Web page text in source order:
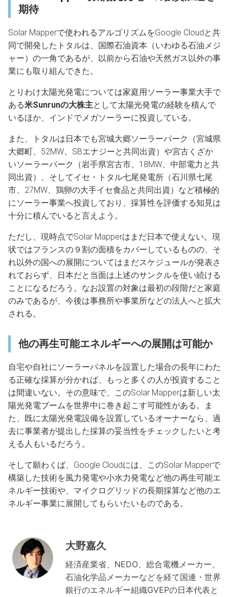
期待
Solar Mapperで使われるアルゴリズムをGoogle Cloudと共
同で開発したトタルは、国際石油資本（いわゆる石油メジ
ャー）の一角であるが、以前から石油や天然ガス以外の事
業にも取り組んできた。
とりわけ太陽光発電については家庭用ソーラー事業大手で
ある米Sunrunの大株主として太陽光発電の経験を積んで
いるほか、インドでメガソーラーに投資している。
また、トタルは日本でも宮城大郷ソーラーパーク（宮城県
大郷町、52MW、SBエナジーと共同出資）や宮古くざか
いソーラーパーク（岩手県宮古市、18MW、中部電力と共
同出資）、そしてイセ・トタル七尾発電所（石川県七尾
市、27MW、鶏卵の大手イセ食品と共同出資）など積極的
にソーラー事業へ投資しており、採算性を評価する知見は
十分に積んでいると言えよう。
ただし、現時点でSolar Mapperはまだ日本で使えない。現
状ではフランスの９割の面積をカバーしているものの、そ
れ以外の国への展開についてはまだスケジュールが発表さ
れておらず、日本だと当面は上述のサンクルを使い続ける
ことになるだろう。なお設置の対象は最初の段階だと家庭
のみであるが、今後は事務所や事業所などの法人へと拡大
される。
他の再生可能エネルギーへの展開は可能か
自宅や自社にソーラーパネルを設置した場合の長年にわた
る正確な採算が分かれば、もっと多くの人が投資すること
は間違いない。その意味で、このSolar Mapperは新しい太
陽光発電ブームを世界中に巻き起こす可能性がある。ま
た、既に太陽光発電設備を設置しているオーナーなら、過
去に事業者が提出した採算の妥当性をチェックしたいと考
える人もいるだろう。
そして願わくば、Google Cloudには、このSolar Mapperで
構築した技術を風力発電や小水力発電など他の再生可能エ
ネルギー技術や、マイクログリッドの長期採算など他のエ
ネルギー事業に展開してもらいたいものである。
大野嘉久
経済産業省、NEDO、総合電機メーカー、
石油化学品メーカーなどを経て国連・世界
銀行のエネルギー組織GVEPの日本代表と